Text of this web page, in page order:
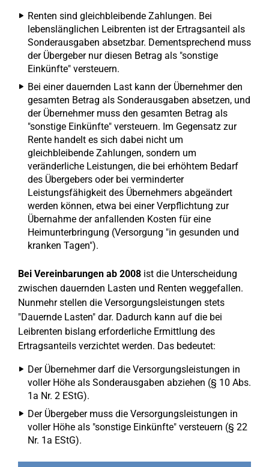
Renten sind gleichbleibende Zahlungen. Bei
lebenslänglichen Leibrenten ist der Ertragsanteil als
Sonderausgaben absetzbar. Dementsprechend muss
der Übergeber nur diesen Betrag als "sonstige
Einkünfte" versteuern.
Bei einer dauernden Last kann der Übernehmer den
gesamten Betrag als Sonderausgaben absetzen, und
der Übernehmer muss den gesamten Betrag als
"sonstige Einkünfte" versteuern. Im Gegensatz zur
Rente handelt es sich dabei nicht um
gleichbleibende Zahlungen, sondern um
veränderliche Leistungen, die bei erhöhtem Bedarf
des Übergebers oder bei verminderter
Leistungsfähigkeit des Übernehmers abgeändert
werden können, etwa bei einer Verpflichtung zur
Übernahme der anfallenden Kosten für eine
Heimunterbringung (Versorgung "in gesunden und
kranken Tagen").
Bei Vereinbarungen ab 2008 ist die Unterscheidung
zwischen dauernden Lasten und Renten weggefallen.
Nunmehr stellen die Versorgungsleistungen stets
"Dauernde Lasten" dar. Dadurch kann auf die bei
Leibrenten bislang erforderliche Ermittlung des
Ertragsanteils verzichtet werden. Das bedeutet:
Der Übernehmer darf die Versorgungsleistungen in
voller Höhe als Sonderausgaben abziehen (§ 10 Abs.
1a Nr. 2 EStG).
Der Übergeber muss die Versorgungsleistungen in
voller Höhe als "sonstige Einkünfte" versteuern (§ 22
Nr. 1a EStG).